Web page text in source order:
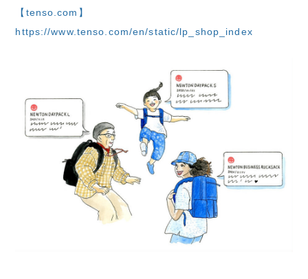
【tenso.com】
https://www.tenso.com/en/static/lp_shop_index